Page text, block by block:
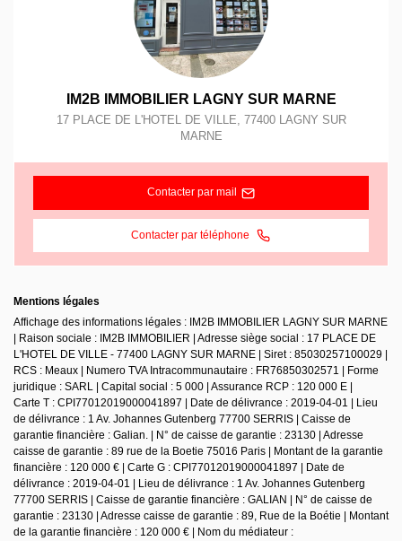
IM2B IMMOBILIER LAGNY SUR MARNE
17 PLACE DE L'HOTEL DE VILLE, 77400 LAGNY SUR
MARNE
Contacter par mail
Contacter par téléphone
Mentions légales
Affichage des informations légales : IM2B IMMOBILIER LAGNY SUR MARNE
| Raison sociale : IM2B IMMOBILIER | Adresse siège social : 17 PLACE DE
L'HOTEL DE VILLE - 77400 LAGNY SUR MARNE | Siret : 85030257100029 |
RCS : Meaux | Numero TVA Intracommunautaire : FR76850302571 | Forme
juridique : SARL | Capital social : 5 000 | Assurance RCP : 120 000 E |
Carte T : CPI77012019000041897 | Date de délivrance : 2019-04-01 | Lieu
de délivrance : 1 Av. Johannes Gutenberg 77700 SERRIS | Caisse de
garantie financière : Galian. | N° de caisse de garantie : 23130 | Adresse
caisse de garantie : 89 rue de la Boetie 75016 Paris | Montant de la garantie
financière : 120 000 € | Carte G : CPI77012019000041897 | Date de
délivrance : 2019-04-01 | Lieu de délivrance : 1 Av. Johannes Gutenberg
77700 SERRIS | Caisse de garantie financière : GALIAN | N° de caisse de
garantie : 23130 | Adresse caisse de garantie : 89, Rue de la Boétie | Montant
de la garantie financière : 120 000 € | Nom du médiateur :